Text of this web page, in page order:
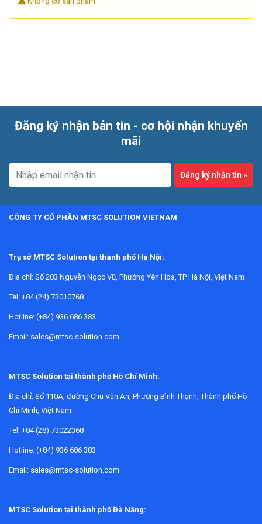
Dịch vụ này đặc biệt phù hợp với doanh nghiệp sản xuất,
phòng QA/QC, đơn vị kiểm tra vật liệu, cơ khí chính xác, sơn
Thiết bị đo độ dày thường được dùng để kiểm tra lớp phủ,
tấm vật liệu, chi tiết cơ khí hoặc nhiều dạng bề mặt kỹ thuật
khác. Trong thực tế, chỉ một sai số nhỏ cũng có thể dẫn đến
đánh giá sai về chất lượng sản phẩm, ảnh hưởng đến quyết
định nghiệm thu, phân loại hàng hoặc điều chỉnh quy trình
hoặc tiếp tục vận hành trong hệ thống đo lường nội bộ. Đây
Đăng ký nhận bản tin - cơ hội nhận khuyến
mãi
Đăng ký nhận tin »
CÔNG TY CỔ PHẦN MTSC SOLUTION VIETNAM
Trụ sở MTSC Solution tại thành phố Hà Nội:
Địa chỉ: Số 203 Nguyễn Ngọc Vũ, Phường Yên Hòa, TP Hà Nội, Việt Nam
Tel: +84 (24) 73010768
Hotline: (+84) 936 686 383
Email: sales@mtsc-solution.com
MTSC Solution tại thành phố Hồ Chí Minh:
Địa chỉ: Số 110A, đường Chu Văn An, Phường Bình Thạnh, Thành phố Hồ
Chí Minh, Việt Nam
Tel: +84 (28) 73022368
Hotline: (+84) 936 686 383
Email: sales@mtsc-solution.com
MTSC Solution tại thành phố Đà Nẵng: